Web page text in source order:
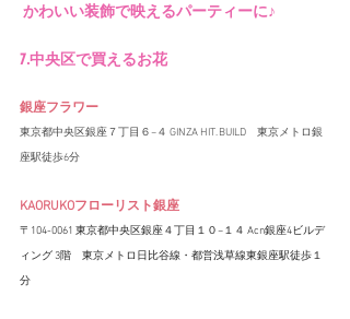
かわいい装飾で映えるパーティーに♪
7.中央区で買えるお花
銀座フラワー
東京都中央区銀座７丁目６−４ GINZA HIT. BUILD　東京メトロ銀
座駅徒歩6分
KAORUKOフローリスト銀座
〒104-0061 東京都中央区銀座４丁目１０−１４ Acn銀座4ビルデ
ィング 3階　東京メトロ日比谷線・都営浅草線東銀座駅徒歩１
分